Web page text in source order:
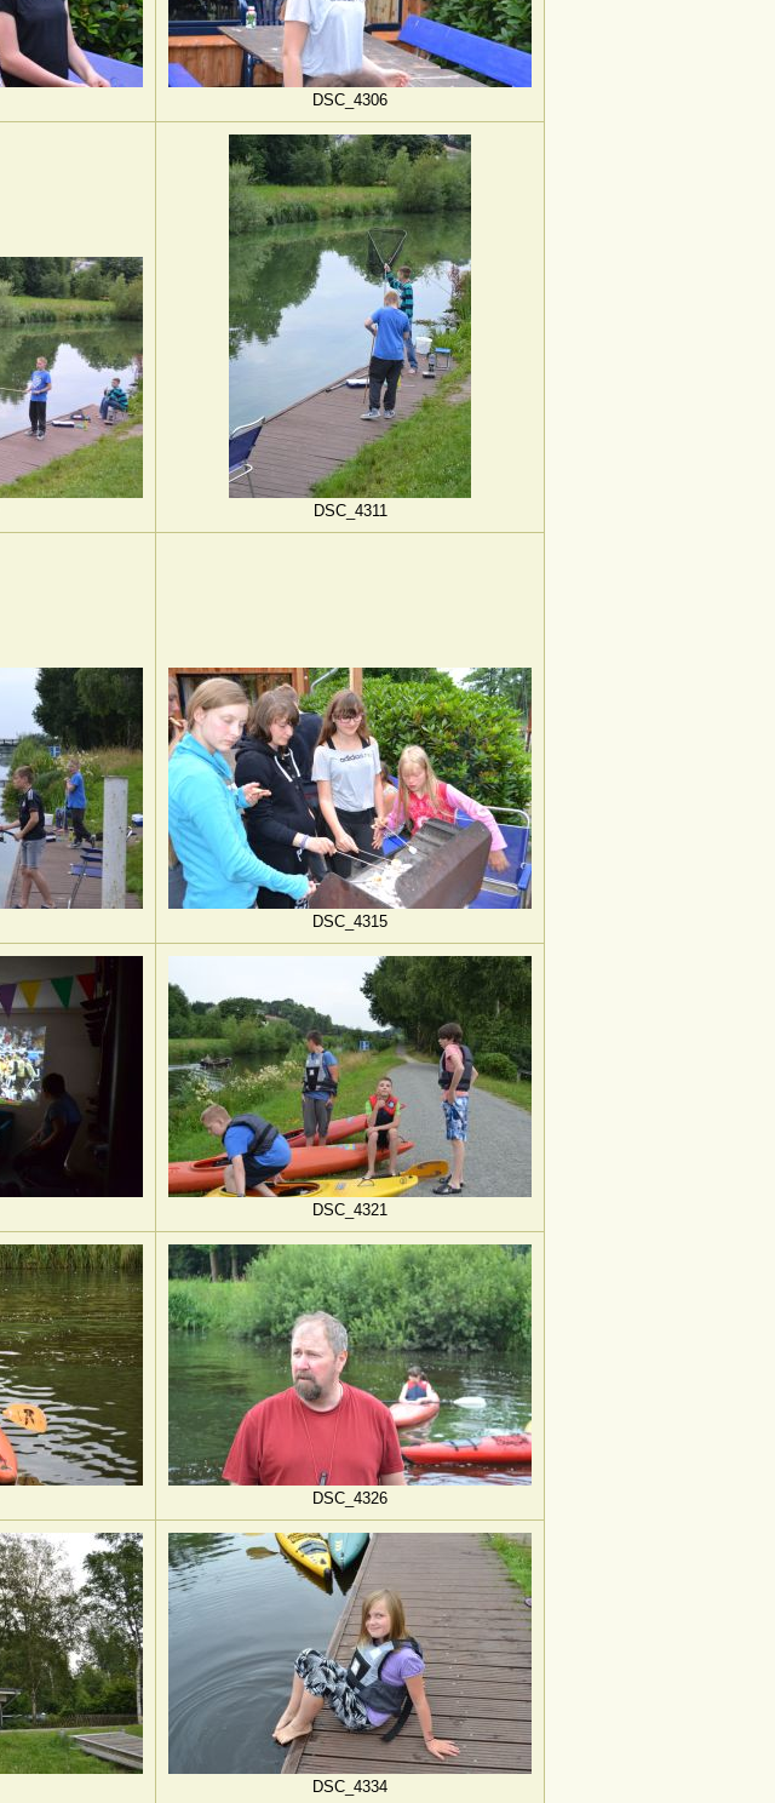
DSC_4306
DSC_4311
DSC_4315
DSC_4321
DSC_4326
DSC_4334